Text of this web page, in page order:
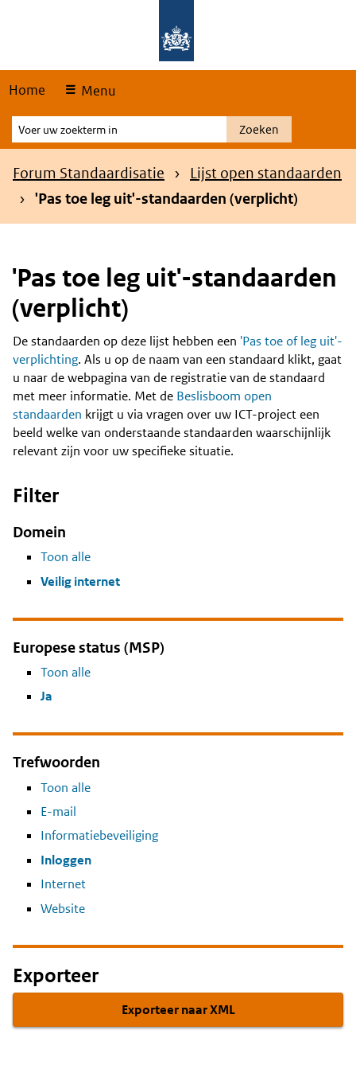
Home Menu
Voer
uw
zoekterm
Zoeken
Kruimelpad
Forum Standaardisatie
Lijst open standaarden
'Pas toe leg uit'-standaarden (verplicht)
'Pas toe leg uit'-standaarden
(verplicht)
Content
De standaarden op deze lijst hebben een 'Pas toe of leg uit'-
verplichting. Als u op de naam van een standaard klikt, gaat
u naar de webpagina van de registratie van de standaard
met meer informatie. Met de Beslisboom open
standaarden krijgt u via vragen over uw ICT-project een
beeld welke van onderstaande standaarden waarschijnlijk
relevant zijn voor uw specifieke situatie.
Filter
Domein
Toon alle
Veilig internet
Europese status (MSP)
Toon alle
Ja
Trefwoorden
Toon alle
E-mail
Informatiebeveiliging
Inloggen
Internet
Website
Exporteer
Exporteer naar XML